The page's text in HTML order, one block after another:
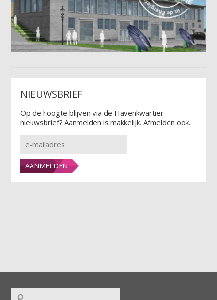
NIEUWSBRIEF
Op de hoogte blijven via de Havenkwartier
nieuwsbrief? Aanmelden is makkelijk. Afmelden ook.